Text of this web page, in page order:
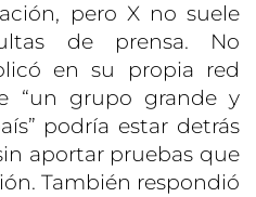
pero X no suele
de prensa. No
en su propia red
“un grupo grande y
podría estar detrás
aportar pruebas que
También respondió